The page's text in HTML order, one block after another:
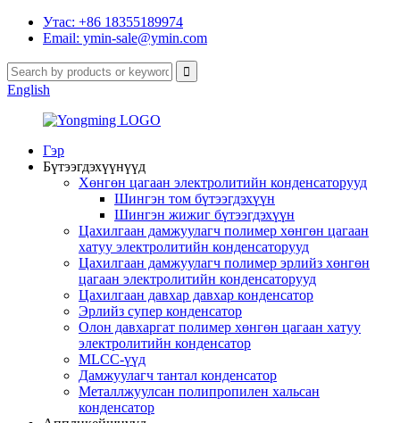
Утас: +86 18355189974
Email: ymin-sale@ymin.com
English
Гэр
Бүтээгдэхүүнүүд
Хөнгөн цагаан электролитийн конденсаторууд
Шингэн том бүтээгдэхүүн
Шингэн жижиг бүтээгдэхүүн
Цахилгаан дамжуулагч полимер хөнгөн цагаан
хатуу электролитийн конденсаторууд
Цахилгаан дамжуулагч полимер эрлийз хөнгөн
цагаан электролитийн конденсаторууд
Цахилгаан давхар давхар конденсатор
Эрлийз супер конденсатор
Олон давхаргат полимер хөнгөн цагаан хатуу
электролитийн конденсатор
MLCC-үүд
Дамжуулагч тантал конденсатор
Металлжуулсан полипропилен хальсан
конденсатор